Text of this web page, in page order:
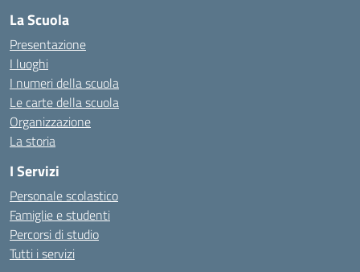
La Scuola
Presentazione
I luoghi
I numeri della scuola
Le carte della scuola
Organizzazione
La storia
I Servizi
Personale scolastico
Famiglie e studenti
Percorsi di studio
Tutti i servizi